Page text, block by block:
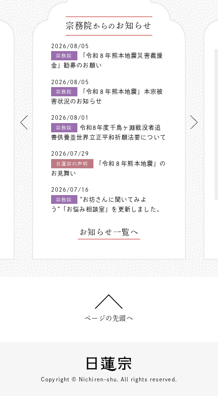
宗務院 からの お知らせ
2026/08/05
宗務院
「令和８年熊本地震災害義援
金」勧募のお願い
2026/08/05
宗務院
「令和８年熊本地震」本宗被
害状況のお知らせ
2026/08/01
宗務院
令和8年度千鳥ヶ淵戦没者追
善供養並世界立正平和祈願法要について
2026/07/29
日蓮宗の声明
「令和８年熊本地震」の
お見舞い
2026/07/16
宗務院
”お坊さんに聞いてみよ
う”「お悩み相談室」を更新しました。
お知らせ一覧へ
ページの先頭へ
Copyright © Nichiren-shu. All rights reserved.